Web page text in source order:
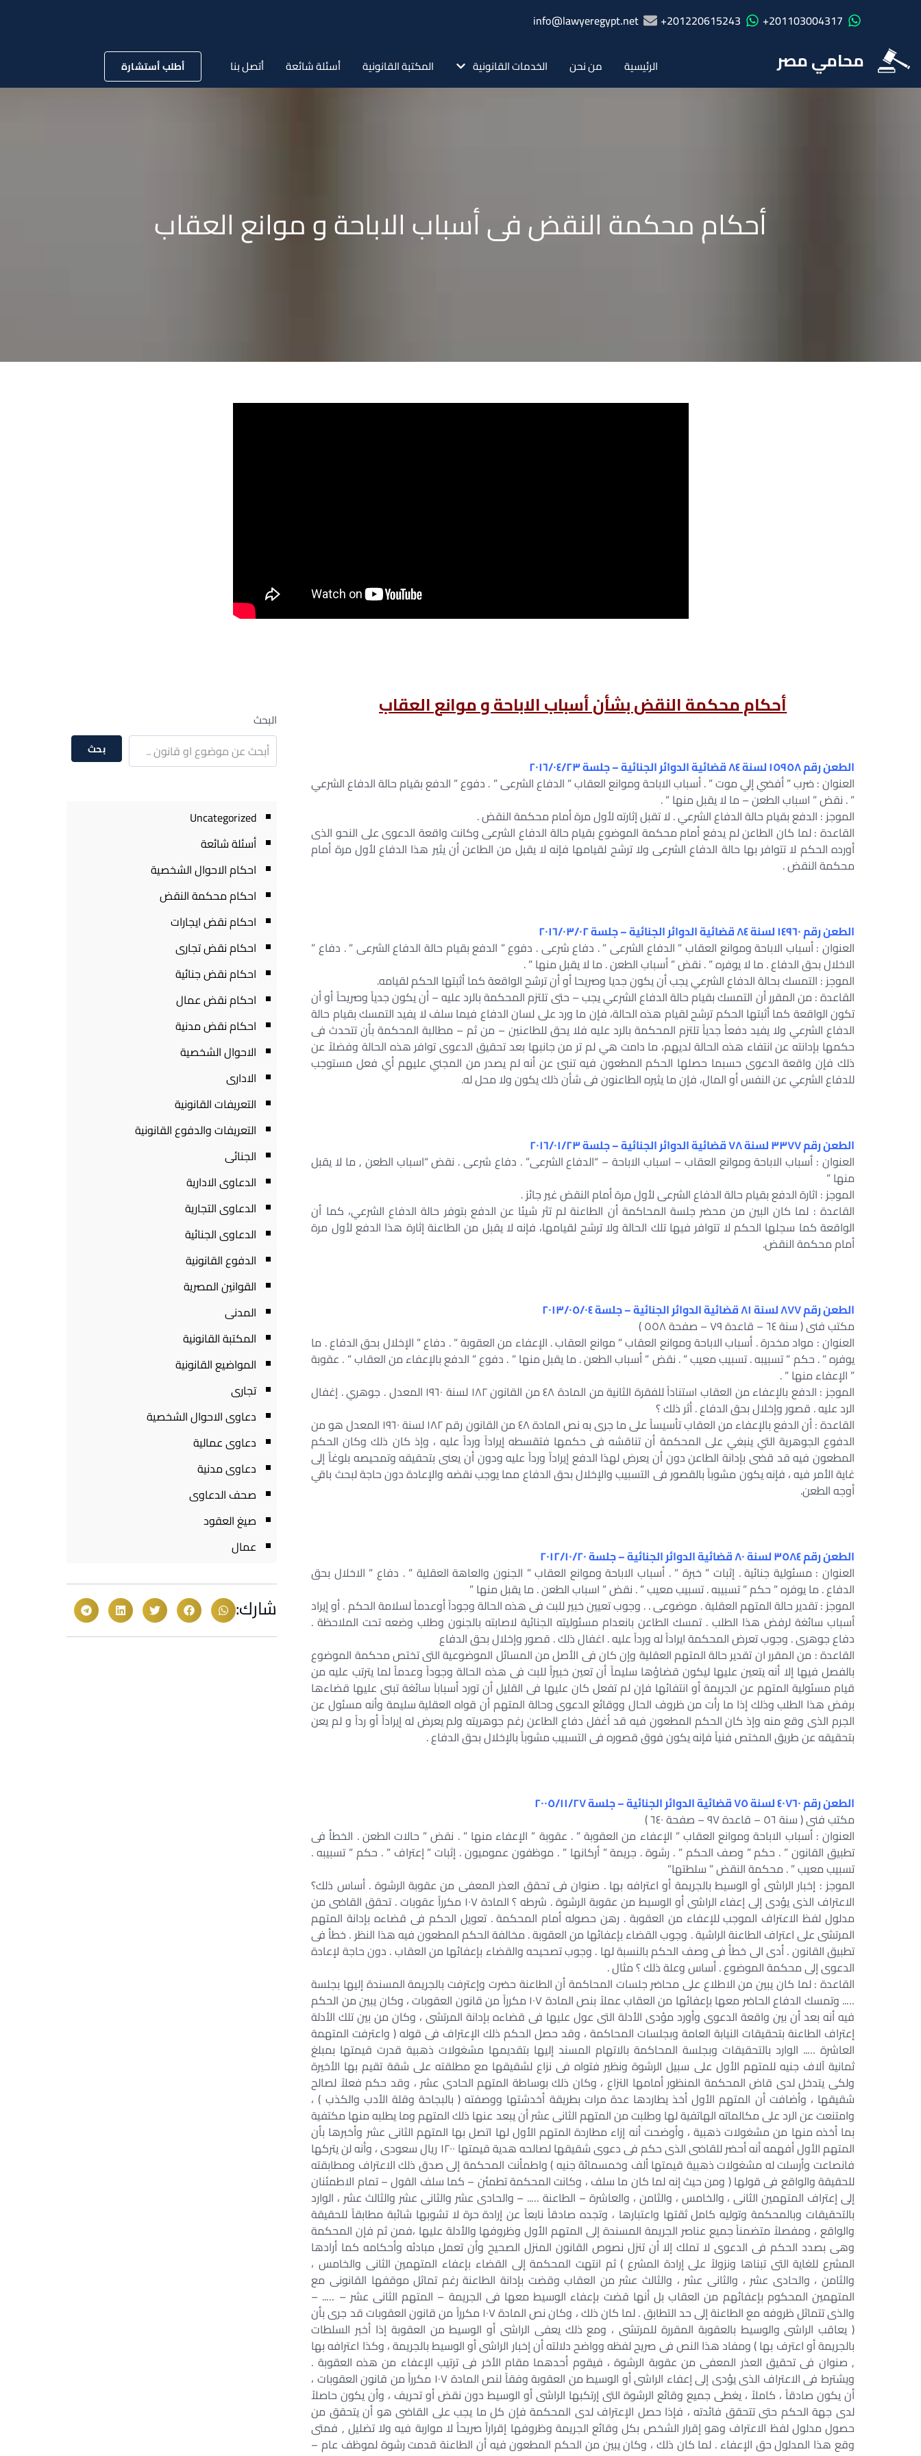
201103004317+
201220615243+
info@lawyeregypt.net
محامي مصر الرئيسية من نحن الخدمات القانونية المكتبة القانونية أسئلة شائعة أتصل بنا أطلب أستشارة
أحكام محكمة النقض فى أسباب الاباحة و موانع العقاب
أحكام محكمة النقض بشأن أسباب الاباحة و موانع العقاب
الطعن رقم ١٥٩٥٨ لسنة ٨٤ قضائية الدوائر الجنائية – جلسة ٢٠١٦/٠٤/٢٣
العنوان : ضرب ” أفضي إلي موت ” . أسباب الاباحة وموانع العقاب ” الدفاع الشرعى ” . دفوع ” الدفع بقيام حالة الدفاع الشرعي
” . نقض ” اسباب الطعن – ما لا يقبل منها ” .
الموجز : الدفع بقيام حالة الدفاع الشرعي . لا تقبل إثارته لأول مرة أمام محكمة النقض .
القاعدة : لما كان الطاعن لم يدفع أمام محكمة الموضوع بقيام حالة الدفاع الشرعى وكانت واقعة الدعوى على النحو الذى
أورده الحكم لا تتوافر بها حالة الدفاع الشرعى ولا ترشح لقيامها فإنه لا يقبل من الطاعن أن يثير هذا الدفاع لأول مرة أمام
محكمة النقض .
الطعن رقم ١٤٩٦٠ لسنة ٨٤ قضائية الدوائر الجنائية – جلسة ٢٠١٦/٠٣/٠٢
العنوان : أسباب الاباحة وموانع العقاب ” الدفاع الشرعى ” . دفاع شرعى . دفوع ” الدفع بقيام حالة الدفاع الشرعى ” . دفاع ”
الاخلال بحق الدفاع . ما لا يوفره ” . نقض ” أسباب الطعن . ما لا يقبل منها ” .
الموجز : التمسك بحالة الدفاع الشرعي يجب أن يكون جديا وصريحا أو أن ترشح الواقعة كما أثبتها الحكم لقيامه.
القاعدة : من المقرر أن التمسك بقيام حالة الدفاع الشرعي يجب – حتى تلتزم المحكمة بالرد عليه – أن يكون جدياً وصريحاً أو أن
تكون الواقعة كما أثبتها الحكم ترشح لقيام هذه الحالة، فإن ما ورد على لسان الدفاع فيما سلف لا يفيد التمسك بقيام حالة
الدفاع الشرعي ولا يفيد دفعاً جدياً تلتزم المحكمة بالرد عليه فلا يحق للطاعنين – من ثم – مطالبة المحكمة بأن تتحدث فى
حكمها بإدانته عن انتفاء هذه الحالة لديهم، ما دامت هي لم تر من جانبها بعد تحقيق الدعوى توافر هذه الحالة وفضلاً عن
ذلك فإن واقعة الدعوى حسبما حصلها الحكم المطعون فيه تنبئ عن أنه لم يصدر من المجني عليهم أي فعل مستوجب
للدفاع الشرعي عن النفس أو المال، فإن ما يثيره الطاعنون فى شأن ذلك يكون ولا محل له.
الطعن رقم ٣٣٧٧ لسنة ٧٨ قضائية الدوائر الجنائية – جلسة ٢٠١٦/٠١/٢٣
العنوان : أسباب الاباحة وموانع العقاب – اسباب الاباحة – “الدفاع الشرعى” . دفاع شرعى . نقض “اسباب الطعن , ما لا يقبل
منها ”
الموجز : اثارة الدفع بقيام حالة الدفاع الشرعى لأول مرة أمام النقض غير جائز .
القاعدة : لما كان البين من محضر جلسة المحاكمة أن الطاعنة لم تثر شيئا عن الدفع بتوفر حالة الدفاع الشرعي، كما أن
الواقعة كما سجلها الحكم لا تتوافر فيها تلك الحالة ولا ترشح لقيامها، فإنه لا يقبل من الطاعنة إثارة هذا الدفع لأول مرة
أمام محكمة النقض.
الطعن رقم ٨٧٧ لسنة ٨١ قضائية الدوائر الجنائية – جلسة ٢٠١٣/٠٥/٠٤
مكتب فنى ( سنة ٦٤ – قاعدة ٧٩ – صفحة ٥٥٨ )
العنوان : مواد مخدرة . أسباب الاباحة وموانع العقاب ” موانع العقاب . الإعفاء من العقوبة ” . دفاع ” الإخلال بحق الدفاع . ما
يوفره ” . حكم ” تسبيبه . تسبيب معيب ” . نقض ” أسباب الطعن . ما يقبل منها ” . دفوع ” الدفع بالإعفاء من العقاب ” . عقوبة
” الإعفاء منها ” .
الموجز : الدفع بالإعفاء من العقاب استناداً للفقرة الثانية من المادة ٤٨ من القانون ١٨٢ لسنة ١٩٦٠ المعدل . جوهري . إغفال
الرد عليه . قصور وإخلال بحق الدفاع . أثر ذلك ؟
القاعدة : أن الدفع بالإعفاء من العقاب تأسيساً على ما جرى به نص المادة ٤٨ من القانون رقم ١٨٢ لسنة ١٩٦٠ المعدل هو من
الدفوع الجوهرية التي ينبغي على المحكمة أن تناقشه فى حكمها فتقسطه إيراداً ورداً عليه ، وإذ كان ذلك وكان الحكم
المطعون فيه قد قضى بإدانة الطاعن دون أن يعرض لهذا الدفع إيراداً ورداً عليه ودون أن يعنى بتحقيقه وتمحيصه بلوغاً إلى
غاية الأمر فيه ، فإنه يكون مشوباً بالقصور فى التسبيب والإخلال بحق الدفاع مما يوجب نقضه والإعادة دون حاجة لبحث باقي
أوجه الطعن.
الطعن رقم ٣٥٨٤ لسنة ٨٠ قضائية الدوائر الجنائية – جلسة ٢٠١٢/١٠/٢٠
العنوان : مسئولية جنائية . إثبات ” خبرة ” . أسباب الاباحة وموانع العقاب ” الجنون والعاهة العقلية ” . دفاع ” الاخلال بحق
الدفاع . ما يوفره ” حكم ” تسبيبه . تسبيب معيب ” . نقض ” اسباب الطعن . ما يقبل منها ”
الموجز : تقدير حالة المتهم العقلية . موضوعى . . وجوب تعيين خبير للبت فى هذه الحالة وجوداً أوعدماً لسلامة الحكم . أو إيراد
أسباب سائغة لرفض هذا الطلب . تمسك الطاعن بانعدام مسئوليته الجنائية لاصابته بالجنون وطلب وضعه تحت الملاحظة .
دفاع جوهرى . وجوب تعرض المحكمة ايراداً له ورداً عليه . اغفال ذلك . قصور وإخلال بحق الدفاع
القاعدة : من المقرر ان تقدير حالة المتهم العقلية وإن كان فى الأصل من المسائل الموضوعية التى تختص محكمة الموضوع
بالفصل فيها إلا أنه يتعين عليها ليكون قضاؤها سليماً أن تعين خبيراً للبت فى هذه الحالة وجوداً وعدماً لما يترتب عليه من
قيام مسئولية المتهم عن الجريمة أو انتفائها فإن لم تفعل كان عليها فى القليل أن تورد أسباباَ سائغة تبنى عليها قضاءها
برفض هذا الطلب وذلك إذا ما رأت من ظروف الحال ووقائع الدعوى وحالة المتهم أن قواه العقلية سليمة وأنه مسئول عن
الجرم الذى وقع منه وإذ كان الحكم المطعون فيه قد أغفل دفاع الطاعن رغم جوهريته ولم يعرض له إيراداً أو رداً و لم يعن
بتحقيقه عن طريق المختص فنياً فإنه يكون فوق قصوره فى التسبيب مشوباً بالإخلال بحق الدفاع .
الطعن رقم ٤٠٧٦٠ لسنة ٧٥ قضائية الدوائر الجنائية – جلسة ٢٠٠٥/١١/٢٧
مكتب فنى ( سنة ٥٦ – قاعدة ٩٧ – صفحة ٦٤٠ )
العنوان : أسباب الاباحة وموانع العقاب ” الإعفاء من العقوبة ” . عقوبة ” الإعفاء منها ” . نقض ” حالات الطعن . الخطأ فى
تطبيق القانون ” . حكم ” وصف الحكم ” . رشوة . جريمة ” أركانها ” . موظفون عموميون . إثبات ” إعتراف ” . حكم ” تسبيبه .
تسبيب معيب ” . محكمة النقض ” سلطتها”
الموجز : إخبار الراشى أو الوسيط بالجريمة أو اعترافه بها . صنوان فى تحقق العذر المعفى من عقوبة الرشوة . أساس ذلك؟
الاعتراف الذى يؤدى إلى إعفاء الراشى أو الوسيط من عقوبة الرشوة . شرطه ؟ المادة ١٠٧ مكرراً عقوبات . تحقق القاضى من
مدلول لفظ الاعتراف الموجب للإعفاء من العقوبة . رهن حصوله أمام المحكمة . تعويل الحكم فى قضاءه بإدانة المتهم
المرتشى على اعتراف الطاعنة الراشية . وجوب القضاء بإعفائها من العقوبة . مخالفة الحكم المطعون فيه هذا النظر . خطأ فى
تطبيق القانون . أدى الى خطأ فى وصف الحكم بالنسبة لها . وجوب تصحيحه والقضاء بإعفائها من العقاب . دون حاجة لإعادة
الدعوى إلى محكمة الموضوع . أساس وعلة ذلك ؟ مثال .
القاعدة : لما كان يبين من الاطلاع على محاضر جلسات المحاكمة أن الطاعنة حضرت وإعترفت بالجريمة المسندة إليها بجلسة
….. وتمسك الدفاع الحاضر معها بإعفائها من العقاب عملاً بنص المادة ١٠٧ مكرراً من قانون العقوبات ، وكان يبين من الحكم
فيه أنه بعد أن بين واقعة الدعوى وأورد مؤدى الأدلة التى عول عليها فى قضاءه بإدانة المرتشى ، وكان من بين تلك الأدلة
إعتراف الطاعنة بتحقيقات النيابة العامة وبجلسات المحاكمة ، وقد حصل الحكم ذلك الإعتراف فى قوله ( واعترفت المتهمة
العاشرة ….. الوارد بالتحقيقات وبجلسة المحاكمة بالاتهام المسند إليها بتقديمها مشغولات ذهبية قدرت قيمتها بمبلغ
ثمانية آلاف جنيه للمتهم الأول على سبيل الرشوة ونظير فتواه فى نزاع لشقيقها مع مطلقته على شقة تقيم بها الأخيرة
ولكى يتدخل لدى قاض المحكمة المنظور أمامها النزاع ، وكان ذلك بوساطة المتهم الحادى عشر ، وقد حكم فعلاً لصالح
شقيقها ، وأضافت أن المتهم الأول أخذ يطاردها عدة مرات بطريقة أخدشتها ووصفته ( بالبجاحة وقلة الأدب والكذب ) ،
وامتنعت عن الرد على مكالماته الهاتفية لها وطلبت من المتهم الثانى عشر أن يبعد عنها ذلك المتهم وما يطلبه منها مكتفية
بما أخذه منها من مشغولات ذهبية ، وأوضحت أنه إزاء مطاردة المتهم الأول لها اتصل بها المتهم الثانى عشر وأخبرها بأن
المتهم الأول أفهمه أنه أحضر للقاضى الذى حكم فى دعوى شقيقها لصالحه هدية قيمتها ١٢٠٠ ريال سعودى ، وأنه لن يتركها
فانصاعت وأرسلت له مشغولات ذهبية قيمتها ألف وخمسمائة جنيه ) واطمأنت المحكمة إلى صدق ذلك الاعتراف ومطابقته
للحقيقة والواقع فى قولها ( ومن حيث إنه لما كان ما سلف ، وكانت المحكمة تطمئن – كما سلف القول – تمام الاطمئنان
إلى إعتراف المتهمين الثانى ، والخامس ، والثامن ، والعاشرة – الطاعنة ….. – والحادى عشر والثانى عشر والثالث عشر ، الوارد
بالتحقيقات وبالمحكمة وتوليه كامل ثقتها واعتبارها ، وتجده صادقاً نابعاً عن إرادة حرة لا تشوبها شائبة مطابقاً للحقيقة
والواقع ، ومفصلاً متضمناً جميع عناصر الجريمة المسندة إلى المتهم الأول وظروفها والأدلة عليها ،فمن ثم فإن المحكمة
وهى بصدد الحكم فى الدعوى لا تملك إلا أن تنزل نصوص القانون المنزل الصحيح وأن تعمل مبادئه وأحكامه كما أرادها
المشرع للغاية التى تبناها ونزولاً على إرادة المشرع ) ثم انتهت المحكمة إلى القضاء بإعفاء المتهمين الثانى والخامس ،
والثامن ، والحادى عشر ، والثانى عشر ، والثالث عشر من العقاب وقضت بإدانة الطاعنة رغم تماثل موقفها القانونى مع
المتهمين المحكوم بإعفائهم من العقاب بل أنها قضت بإعفاء الوسيط معها فى الجريمة – المتهم الثانى عشر – ….. –
والذى تتماثل ظروفه مع الطاعنة إلى حد التطابق . لما كان ذلك ، وكان نص المادة ١٠٧ مكرراً من قانون العقوبات قد جرى بأن
( يعاقب الراشى والوسيط بالعقوبة المقررة للمرتشى ، ومع ذلك يعفى الراشى أو الوسيط من العقوبة إذا أخبر السلطات
بالجريمة أو اعترف بها ) ومفاد هذا النص فى صريح لفظه وواضح دلالته أن إخبار الراشى أو الوسيط بالجريمة ، وكذا اعترافه بها
, صنوان فى تحقيق العذر المعفى من عقوبة الرشوة ، فيقوم أحدهما مقام الأخر فى ترتيب الإعفاء من هذه العقوبة .
ويشترط فى الاعتراف الذى يؤدى إلى إعفاء الراشى أو الوسيط من العقوبة وفقاً لنص المادة ١٠٧ مكرراً من قانون العقوبات ،
أن يكون صادقاً ، كاملاً ، يغطى جميع وقائع الرشوة التى إرتكبها الراشى أو الوسيط دون نقض أو تحريف ، وأن يكون حاصلاً
لدى جهة الحكم حتى تتحقق فائدته ، فإذا حصل الإعتراف لدى المحكمة فإن كل ما يجب على القاضى هو أن يتحقق من
حصول مدلول لفظ الاعتراف وهو إقرار الشخص بكل وقائع الجريمة وظروفها إقراراً صريحاً لا مواربة فيه ولا تضليل , فمتى
وقع هذا المدلول حق الإعفاء . لما كان ذلك ، وكان يبين من الحكم المطعون فيه أن الطاعنة قدمت رشوة لموظف عام –
البحث
بحث
Uncategorized
أسئلة شائعة
احكام الاحوال الشخصية
احكام محكمة النقض
احكام نقض ايجارات
احكام نقض تجارى
احكام نقض جنائية
احكام نقض عمال
احكام نقض مدنية
الاحوال الشخصية
الادارى
التعريفات القانونية
التعريفات والدفوع القانونية
الجنائى
الدعاوى الادارية
الدعاوى التجارية
الدعاوى الجنائية
الدفوع القانونية
القوانين المصرية
المدنى
المكتبة القانونية
المواضيع القانونية
تجارى
دعاوى الاحوال الشخصية
دعاوى عمالية
دعاوى مدنية
صحف الدعاوى
صيغ العقود
عمال
شارك: